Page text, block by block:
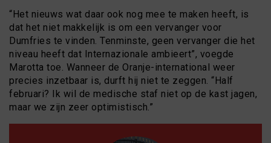
“Het nieuws wat daar ook nog mee te maken heeft, is
dat het niet makkelijk is om een vervanger voor
Dumfries te vinden. Tenminste, geen vervanger die het
niveau heeft dat Internazionale ambieert”, voegde
Marotta toe. Wanneer de Oranje-international weer
precies inzetbaar is, durft hij niet te zeggen. “Half
februari? Ik wil de medische staf niet op de kast jagen,
maar we zijn zeer optimistisch.”